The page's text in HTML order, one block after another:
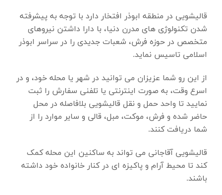
قالیشویی در منطقه ابوذر افتخار دارد با توجه به پیشرفته
شدن تکنولوژی های مدرن دنیا، با دارا داشتن نیروهای
متخصص در حوزه فرش، شعبات جدیدی را در سراسر ابوذر
اسلامی تاسیس نماید.
از این رو شما عزیزان می توانید در شهر یا محله خود، و در
اسرع وقت، به صورت اینترنتی یا تلفنی سفارش را ثبت
نمایید تا واحد حمل و نقل قالیشویی بلافاصله در محل
حاضر شده و فرش، موکت، مبل، قالی و سایر موارد را از
شما دریافت کنند.
قالیشویی آقاجانی می تواند به ساکنین این محله کمک
کند تا محیط آرام و پاکیزه ای در کنار خانواده خود داشته
باشند.